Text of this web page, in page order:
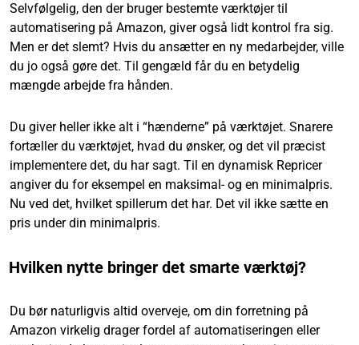
Selvfølgelig, den der bruger bestemte værktøjer til
automatisering på Amazon, giver også lidt kontrol fra sig.
Men er det slemt? Hvis du ansætter en ny medarbejder, ville
du jo også gøre det. Til gengæld får du en betydelig
mængde arbejde fra hånden.
Du giver heller ikke alt i “hænderne” på værktøjet. Snarere
fortæller du værktøjet, hvad du ønsker, og det vil præcist
implementere det, du har sagt. Til en dynamisk Repricer
angiver du for eksempel en maksimal- og en minimalpris.
Nu ved det, hvilket spillerum det har. Det vil ikke sætte en
pris under din minimalpris.
Hvilken nytte bringer det smarte værktøj?
Du bør naturligvis altid overveje, om din forretning på
Amazon virkelig drager fordel af automatiseringen eller